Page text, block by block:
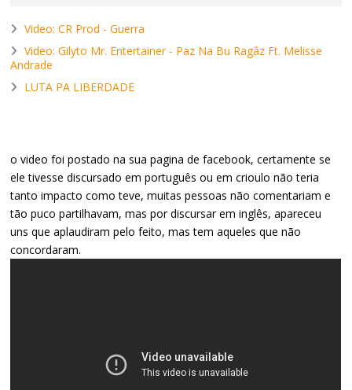
Video: CR Prod - Guerra
Video: Gilyto Mr. Entertainer - Paz Na Bu Ragâz Ft. Melisse
Andrade
LUTA PA LIBERDADE
o video foi postado na sua pagina de facebook, certamente se
ele tivesse discursado em português ou em crioulo não teria
tanto impacto como teve, muitas pessoas não comentariam e
tão puco partilhavam, mas por discursar em inglês, apareceu
uns que aplaudiram pelo feito, mas tem aqueles que não
concordaram.